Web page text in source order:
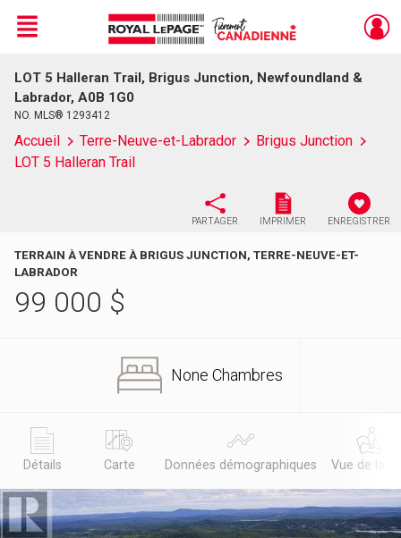
Live
En Direct
Menu
LOT 5 Halleran Trail, Brigus Junction, Newfoundland &
Labrador, A0B 1G0
NO. MLS® 1293412
Accueil Terre-Neuve-et-Labrador
Brigus Junction
LOT 5 Halleran Trail
PARTAGER IMPRIMER ENREGISTRER
TERRAIN À VENDRE À BRIGUS JUNCTION, TERRE-NEUVE-ET-
LABRADOR
99 000 $
None Chambres
Détails Carte Données démographiques Vue de la